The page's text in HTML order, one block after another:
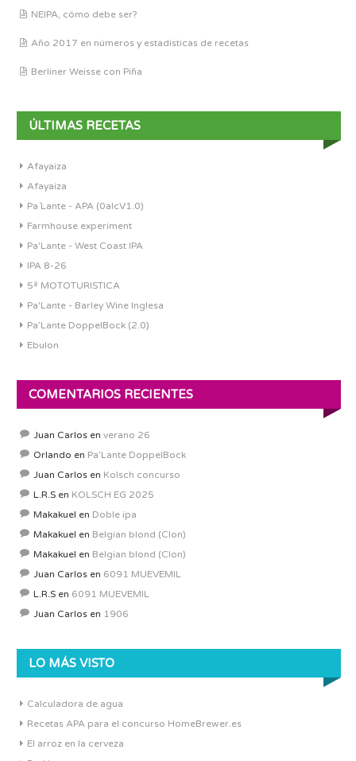
NEIPA, cómo debe ser?
Año 2017 en números y estadísticas de recetas
Berliner Weisse con Piña
ÚLTIMAS RECETAS
Afayaiza
Afayaiza
Pa´Lante - APA (0alcV1.0)
Farmhouse experiment
Pa'Lante - West Coast IPA
IPA 8-26
5ª MOTOTURISTICA
Pa'Lante - Barley Wine Inglesa
Pa’Lante DoppelBock (2.0)
Ebulon
COMENTARIOS RECIENTES
Juan Carlos en verano 26
Orlando en Pa’Lante DoppelBock
Juan Carlos en Kolsch concurso
L.R.S en KOLSCH EG 2025
Makakuel en Doble ipa
Makakuel en Belgian blond (Clon)
Makakuel en Belgian blond (Clon)
Juan Carlos en 6091 MUEVEMIL
L.R.S en 6091 MUEVEMIL
Juan Carlos en 1906
LO MÁS VISTO
Calculadora de agua
Recetas APA para el concurso HomeBrewer.es
El arroz en la cerveza